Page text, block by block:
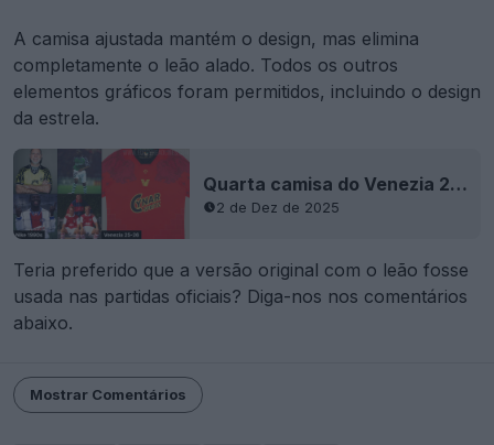
A camisa ajustada mantém o design, mas elimina
completamente o leão alado. Todos os outros
elementos gráficos foram permitidos, incluindo o design
da estrela.
Quarta camisa do Venezia 25-26 lançada - Desenhada por Drake Ramberg
2 de Dez de 2025
Teria preferido que a versão original com o leão fosse
usada nas partidas oficiais? Diga-nos nos comentários
abaixo.
Mostrar Comentários